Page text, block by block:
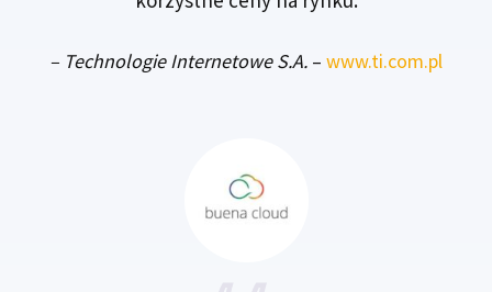
– Technologie Internetowe S.A. – www.ti.com.pl